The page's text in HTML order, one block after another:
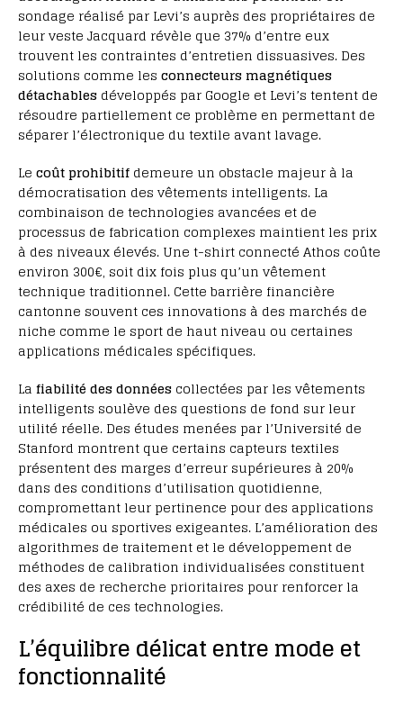
sondage réalisé par Levi’s auprès des propriétaires de
leur veste Jacquard révèle que 37% d’entre eux
trouvent les contraintes d’entretien dissuasives. Des
solutions comme les connecteurs magnétiques
détachables développés par Google et Levi’s tentent de
résoudre partiellement ce problème en permettant de
séparer l’électronique du textile avant lavage.
Le coût prohibitif demeure un obstacle majeur à la
démocratisation des vêtements intelligents. La
combinaison de technologies avancées et de
processus de fabrication complexes maintient les prix
à des niveaux élevés. Une t-shirt connecté Athos coûte
environ 300€, soit dix fois plus qu’un vêtement
technique traditionnel. Cette barrière financière
cantonne souvent ces innovations à des marchés de
niche comme le sport de haut niveau ou certaines
applications médicales spécifiques.
La fiabilité des données collectées par les vêtements
intelligents soulève des questions de fond sur leur
utilité réelle. Des études menées par l’Université de
Stanford montrent que certains capteurs textiles
présentent des marges d’erreur supérieures à 20%
dans des conditions d’utilisation quotidienne,
compromettant leur pertinence pour des applications
médicales ou sportives exigeantes. L’amélioration des
algorithmes de traitement et le développement de
méthodes de calibration individualisées constituent
des axes de recherche prioritaires pour renforcer la
crédibilité de ces technologies.
L’équilibre délicat entre mode et
fonctionnalité